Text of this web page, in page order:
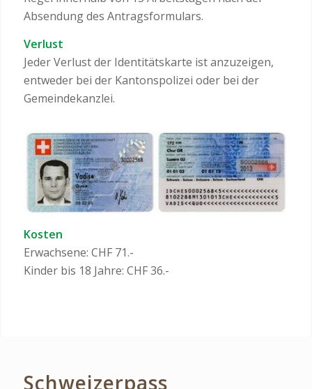
Absendung des Antragsformulars.
Verlust
Jeder Verlust der Identitätskarte ist anzuzeigen,
entweder bei der Kantonspolizei oder bei der
Gemeindekanzlei.
Kosten
Erwachsene: CHF 71.-
Kinder bis 18 Jahre: CHF 36.-
Schweizerpass